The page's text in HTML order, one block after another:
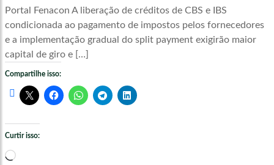
Portal Fenacon A liberação de créditos de CBS e IBS
condicionada ao pagamento de impostos pelos fornecedores
e a implementação gradual do split payment exigirão maior
capital de giro e […]
Compartilhe isso:
Curtir isso:
Carregando...